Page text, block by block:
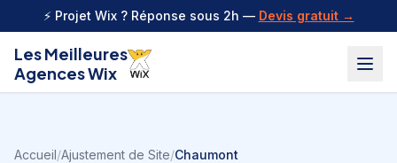
Aller au contenu
⚡ Projet Wix ? Réponse sous 2h — Devis gratuit →
Les Meilleures
Agences Wix
Accueil/Ajustement de Site/Chaumont